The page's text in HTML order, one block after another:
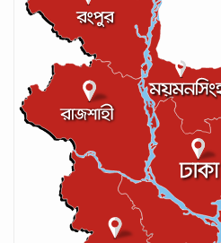
লঙ্কান
আশরাফুল